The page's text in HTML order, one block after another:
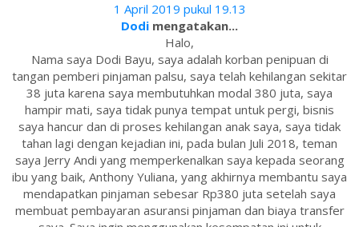
1 April 2019 pukul 19.13
Dodi mengatakan...
Halo,
Nama saya Dodi Bayu, saya adalah korban penipuan di
tangan pemberi pinjaman palsu, saya telah kehilangan sekitar
38 juta karena saya membutuhkan modal 380 juta, saya
hampir mati, saya tidak punya tempat untuk pergi, bisnis
saya hancur dan di proses kehilangan anak saya, saya tidak
tahan lagi dengan kejadian ini, pada bulan Juli 2018, teman
saya Jerry Andi yang memperkenalkan saya kepada seorang
ibu yang baik, Anthony Yuliana, yang akhirnya membantu saya
mendapatkan pinjaman sebesar Rp380 juta setelah saya
membuat pembayaran asuransi pinjaman dan biaya transfer